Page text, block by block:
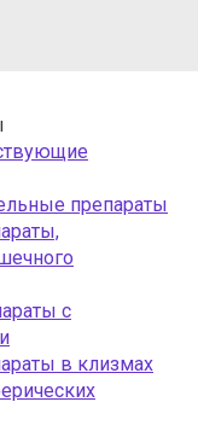
препараты
с
в клизмах